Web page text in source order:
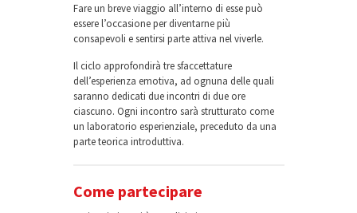
Fare un breve viaggio all’interno di esse può
essere l’occasione per diventarne più
consapevoli e sentirsi parte attiva nel viverle.
Il ciclo approfondirà tre sfaccettature
dell’esperienza emotiva, ad ognuna delle quali
saranno dedicati due incontri di due ore
ciascuno. Ogni incontro sarà strutturato come
un laboratorio esperienziale, preceduto da una
parte teorica introduttiva.
Come partecipare